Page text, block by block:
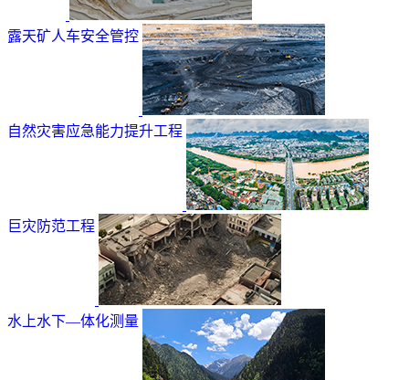
露天矿人车安全管控
自然灾害应急能力提升工程
巨灾防范工程
水上水下—体化测量